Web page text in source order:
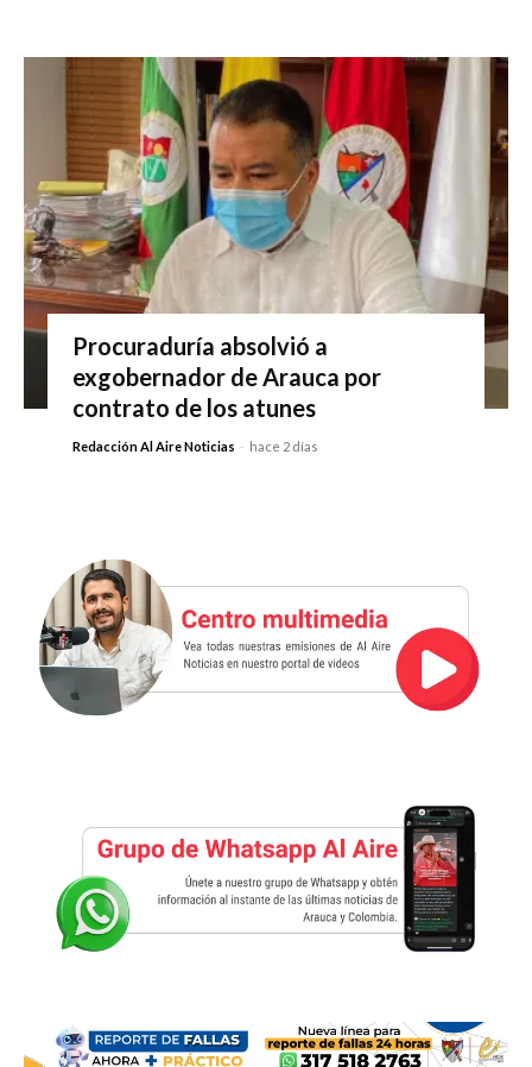
Procuraduría absolvió a
exgobernador de Arauca por
contrato de los atunes
Redacción Al Aire Noticias - hace 2 días